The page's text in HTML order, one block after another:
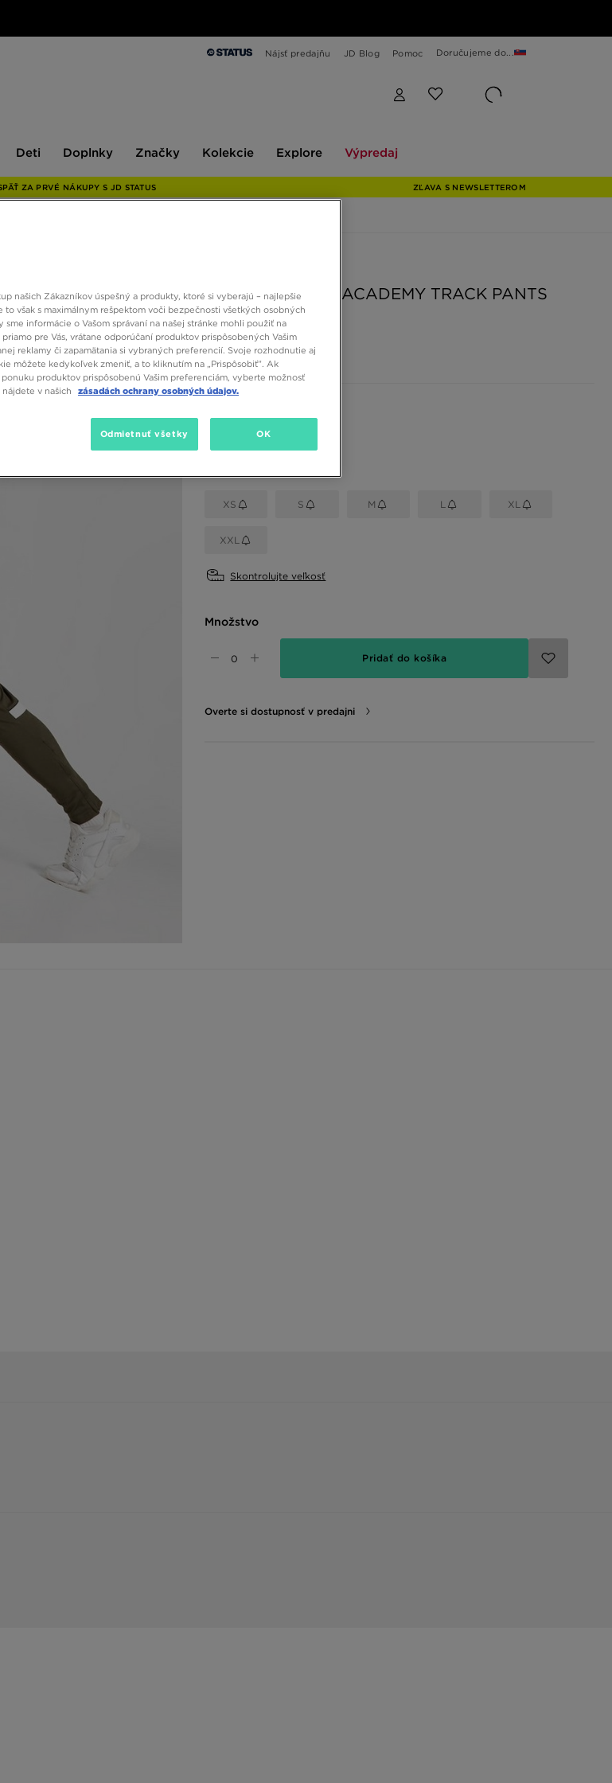
Nájsť predajňu JD Blog Pomoc Doručujeme do...
Deti Doplnky Značky Kolekcie Explore Výpredaj
ZA PRVÉ NÁKUPY S JD STATUS ZĽAVA S NEWSLETTEROM
NIKE NOHAVICE ACADEMY TRACK PANTS
25,00 €
XS S M L XL
XXL
Skontrolujte veľkosť
Množstvo
Pridať do košíka
Overte si dostupnosť v predajni
našich Zákazníkov úspešný a produkty, ktoré si vyberajú – najlepšie
to však s maximálnym rešpektom voči bezpečnosti všetkých osobných
sme informácie o Vašom správaní na našej stránke mohli použiť na
pre Vás, vrátane odporúčaní produktov prispôsobených Vašim
reklamy či zapamätania si vybraných preferencií. Svoje rozhodnutie aj
môžete kedykoľvek zmeniť, a to kliknutím na „Prispôsobiť”. Ak
produktov prispôsobenú Vašim preferenciám, vyberte možnosť
nájdete v našich
zásadách ochrany osobných údajov.
Odmietnuť všetky OK